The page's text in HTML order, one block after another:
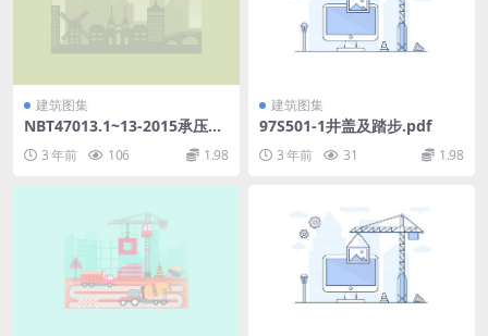
建筑图集
NBT47013.1~13-2015承压设
备无损检全套(正式版).pdf
3 年前 106 1.98
建筑图集
97S501-1井盖及踏步.pdf
3 年前 31 1.98